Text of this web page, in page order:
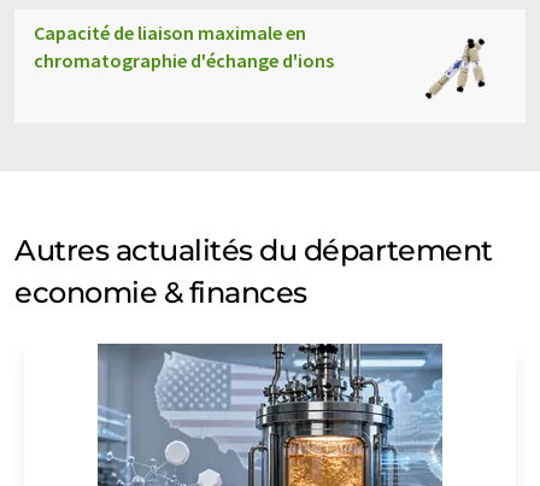
Capacité de liaison maximale en
chromatographie d'échange d'ions
Autres actualités du département
economie & finances